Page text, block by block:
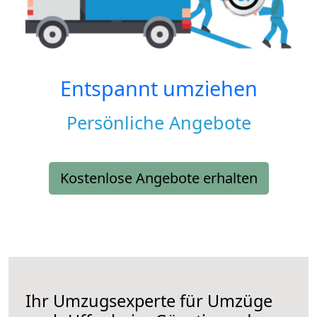
Entspannt umziehen
Persönliche Angebote
Kostenlose Angebote erhalten
Ihr Umzugsexperte für Umzüge